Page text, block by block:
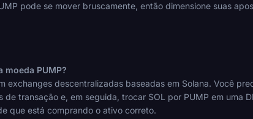
pode se mover bruscamente, então dimensione suas
moeda PUMP?
exchanges descentralizadas baseadas em Solana. Você
de transação e, em seguida, trocar SOL por PUMP em
que está comprando o ativo correto.